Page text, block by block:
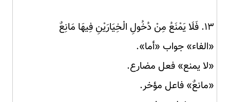
۱۳. فَلَا يَمْنَعُ مِنْ دُخُولِ الْخِيَارَيْنِ فِيهَا مَانِعٌ
«الفاء» جواب «أما».
«لا يمنع» فعل مضارع.
«مانعٌ» فاعل مؤخر.